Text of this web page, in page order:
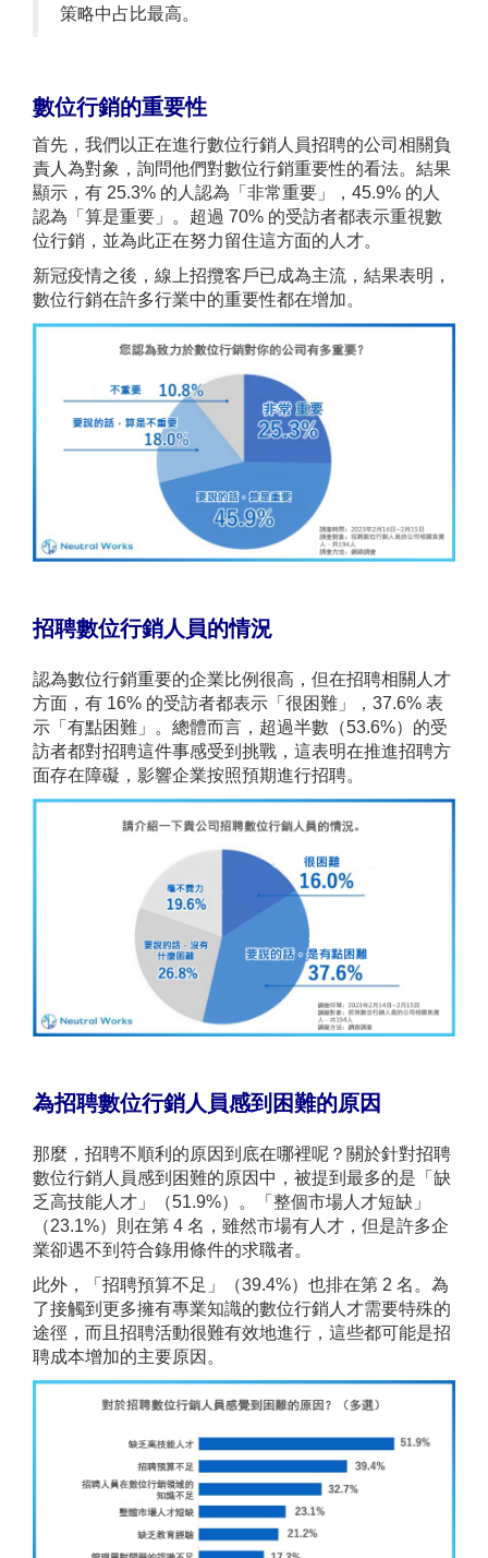
策略中占比最高。
數位行銷的重要性
首先，我們以正在進行數位行銷人員招聘的公司相關負
責人為對象，詢問他們對數位行銷重要性的看法。 結果
顯示，有 25.3% 的人認為「非常重要」，45.9% 的人
認為「算是重要」。超過 70% 的受訪者都表示重視數
位行銷，並為此正在努力留住這方面的人才。
新冠疫情之後，線上招攬客戶已成為主流，結果表明，
數位行銷在許多行業中的重要性都在增加。
招聘數位行銷人員的情況
認為數位行銷重要的企業比例很高，但在招聘相關人才
方面，有 16% 的受訪者都表示「很困難」，37.6% 表
示「有點困難」。總體而言，超過半數（53.6%）的受
訪者都對招聘這件事感受到挑戰，這表明在推進招聘方
面存在障礙，影響企業按照預期進行招聘。
為招聘數位行銷人員感到困難的原因
那麼，招聘不順利的原因到底在哪裡呢？關於針對招聘
數位行銷人員感到困難的原因中，被提到最多的是「缺
乏高技能人才」（51.9%）。「整個市場人才短缺」
（23.1%）則在第 4 名，雖然市場有人才，但是許多企
業卻遇不到符合錄用條件的求職者。
此外，「招聘預算不足」（39.4%）也排在第 2 名。為
了接觸到更多擁有專業知識的數位行銷人才需要特殊的
途徑，而且招聘活動很難有效地進行，這些都可能是招
聘成本增加的主要原因。